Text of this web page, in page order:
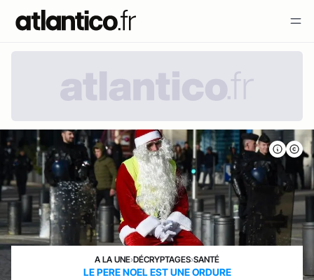
A LA UNE›DÉCRYPTAGES›SANTÉ
LE PERE NOEL EST UNE ORDURE